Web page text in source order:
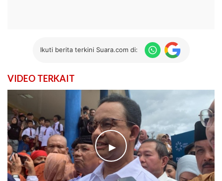
Ikuti berita terkini Suara.com di:
VIDEO TERKAIT
►